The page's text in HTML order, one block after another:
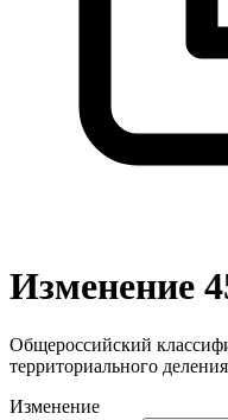
Изменение
Общероссийский
территориального деления
Изменение